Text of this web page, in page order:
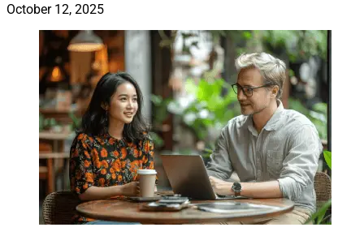
October 12, 2025